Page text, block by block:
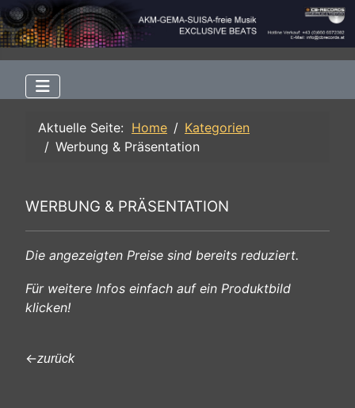
Aktuelle Seite: Home
Kategorien
Werbung & Präsentation
WERBUNG & PRÄSENTATION
Die angezeigten Preise sind bereits reduziert.
Für weitere Infos einfach auf ein Produktbild
klicken!
←zurück